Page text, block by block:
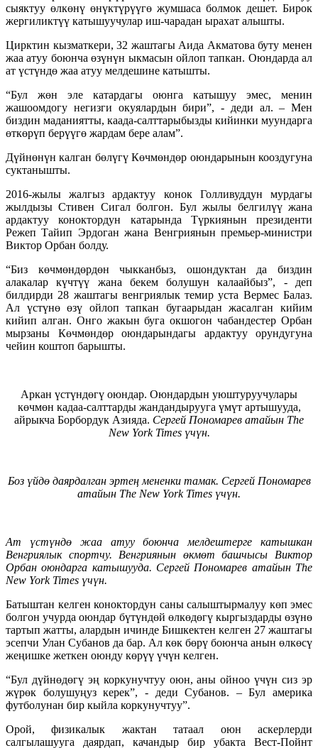
сыяктуу өлкөнү өнүктүрүүгө жумшаса болмок дешет. Бирок
жергиликтүү катышуучулар иш-чарадан ырахат алышты.
Цирктин кызматкери, 32 жаштагы Аида Акматова буту менен
жаа атуу боюнча өзүнүн ыкмасын ойлоп тапкан. Оюндарда ал
ат үстүндө жаа атуу мелдешине катышты.
“Бул жөн эле катардагы оюнга катышуу эмес, менин
жашоомдогу негизги окуялардын бири”, - деди ал. – Мен
биздин маданиятты, каада-салттарыбызды кийинки муундарга
өткөрүп берүүгө жардам бере алам”.
Дүйнөнүн калган бөлүгү Көчмөндөр оюндарынын кооздугуна
суктанышты.
2016-жылы жалгыз ардактуу конок Голливуддун мурдагы
жылдызы Стивен Сигал болгон. Бул жылы белгилүү жана
ардактуу коноктордун катарында Түркиянын президенти
Режеп Тайип Эрдоган жана Венгриянын премьер-министри
Виктор Орбан болду.
“Биз көчмөндөрдөн чыкканбыз, ошондуктан да биздин
алакалар күчтүү жана бекем болушун калаайбыз”, - деп
билдирди 28 жаштагы венгриялык темир уста Вермес Балаз.
Ал үстүнө өзү ойлоп тапкан бугаарыдан жасалган кийим
кийип алган. Онго жакын буга окшогон чабандестер Орбан
мырзаны Көчмөндөр оюндарындагы ардактуу орундугуна
чейин коштоп барышты.
Аркан үстүндөгү оюндар. Оюндардын уюштуруучулары
көчмөн кадаа-салттарды жандандырууга үмүт артышууда,
айрыкча Борбордук Азияда. Сергей Пономарев атайын The
New York Times үчүн.
Боз үйдө даярдалган эртең мененки тамак. Сергей Пономарев
атайын The New York Times үчүн.
Ат үстүндө жаа атуу боюнча мелдештерге катышкан
Венгриялык спортчу. Венгриянын өкмөт башчысы Виктор
Орбан оюндарга катышууда. Сергей Пономарев атайын The
New York Times үчүн.
Батыштан келген коноктордун саны салыштырмалуу көп эмес
болгон учурда оюндар бүтүндөй өлкөдөгү кыргыздарды өзүнө
тартып жатты, алардын ичинде Бишкектен келген 27 жаштагы
эсепчи Улан Субанов да бар. Ал көк бөрү боюнча анын өлкөсү
жеңишке жеткен оюнду көрүү үчүн келген.
“Бул дүйнөдөгү эң коркунучтуу оюн, аны ойноо үчүн сиз эр
жүрөк болушуңуз керек”, - деди Субанов. – Бул америка
футболунан бир кыйла коркунучтуу”.
Орой, физикалык жактан татаал оюн аскерлерди
салгылашууга даярдап, качандыр бир убакта Вест-Пойнт